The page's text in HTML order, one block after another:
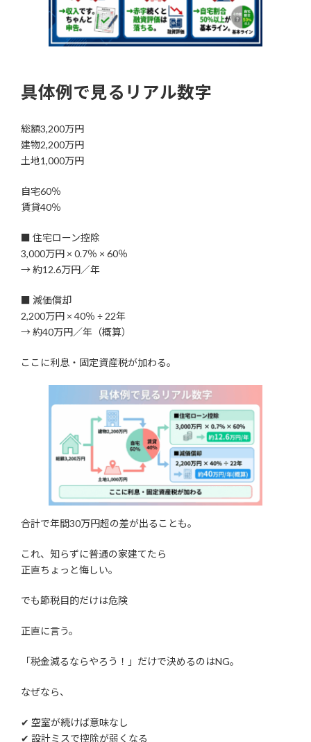
具体例で見るリアル数字
総額3,200万円
建物2,200万円
土地1,000万円
自宅60％
賃貸40％
■ 住宅ローン控除
3,000万円 × 0.7％ × 60％
→ 約12.6万円／年
■ 減価償却
2,200万円 × 40％ ÷ 22年
→ 約40万円／年（概算）
ここに利息・固定資産税が加わる。
合計で年間30万円超の差が出ることも。
これ、知らずに普通の家建てたら
正直ちょっと悔しい。
でも節税目的だけは危険
正直に言う。
「税金減るならやろう！」だけで決めるのはNG。
なぜなら、
✔ 空室が続けば意味なし
✔ 設計ミスで控除が弱くなる